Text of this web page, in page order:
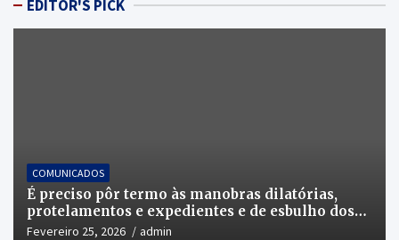
EDITOR'S PICK
COMUNICADOS
É preciso pôr termo às manobras dilatórias,
protelamentos e expedientes e de esbulho dos
recursos públicos!
Fevereiro 25, 2026 admin